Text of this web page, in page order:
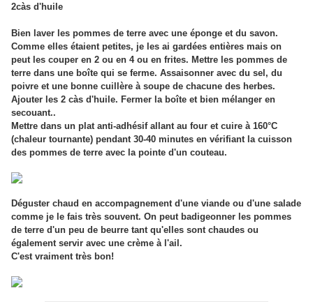
2càs d'huile
Bien laver les pommes de terre avec une éponge et du savon.
Comme elles étaient petites, je les ai gardées entières mais on
peut les couper en 2 ou en 4 ou en frites. Mettre les pommes de
terre dans une boîte qui se ferme. Assaisonner avec du sel, du
poivre et une bonne cuillère à soupe de chacune des herbes.
Ajouter les 2 càs d'huile. Fermer la boîte et bien mélanger en
secouant..
Mettre dans un plat anti-adhésif allant au four et cuire à 160°C
(chaleur tournante) pendant 30-40 minutes en vérifiant la cuisson
des pommes de terre avec la pointe d'un couteau.
Déguster chaud en accompagnement d'une viande ou d'une salade
comme je le fais très souvent. On peut badigeonner les pommes
de terre d'un peu de beurre tant qu'elles sont chaudes ou
également servir avec une crème à l'ail.
C'est vraiment très bon!